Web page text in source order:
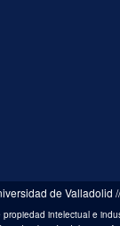
de Valladolid
intelectual e